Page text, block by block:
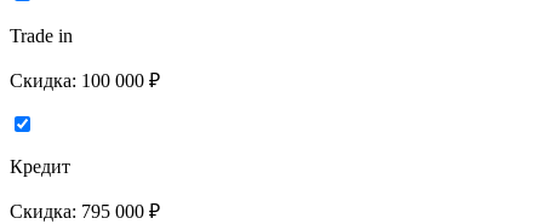
Trade in
Скидка: 100 000 ₽
Кредит
Скидка: 795 000 ₽